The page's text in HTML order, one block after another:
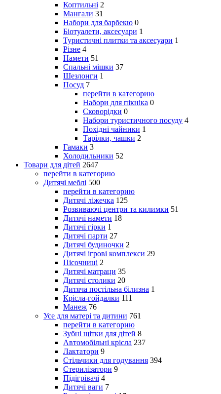
Коптильні 2
Мангали 31
Набори для барбекю 0
Біотуалети, аксесуари 1
Туристичні плитки та аксесуари 1
Різне 4
Намети 51
Спальні мішки 37
Шезлонги 1
Посуд 7
перейти в категорию
Набори для пікніка 0
Сковорідки 0
Набори туристичного посуду 4
Похідні чайники 1
Тарілки, чашки 2
Гамаки 3
Холодильники 52
Товари для дітей 2647
перейти в категорию
Дитячі меблі 500
перейти в категорию
Дитячі ліжечка 125
Розвиваючі центри та килимки 51
Дитячі намети 18
Дитячі гірки 1
Дитячі парти 27
Дитячі будиночки 2
Дитячі ігрові комплекси 29
Пісочниці 2
Дитячі матраци 35
Дитячі столики 20
Дитяча постільна білизна 1
Крісла-гойдалки 111
Манеж 76
Усе для матері та дитини 761
перейти в категорию
Зубні щітки для дітей 8
Автомобільні крісла 237
Лактатори 9
Стільчики для годування 394
Стерилізатори 9
Підігрівачі 4
Дитячі ваги 7